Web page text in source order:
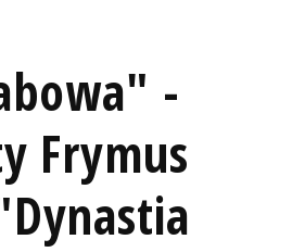
-
Frymus